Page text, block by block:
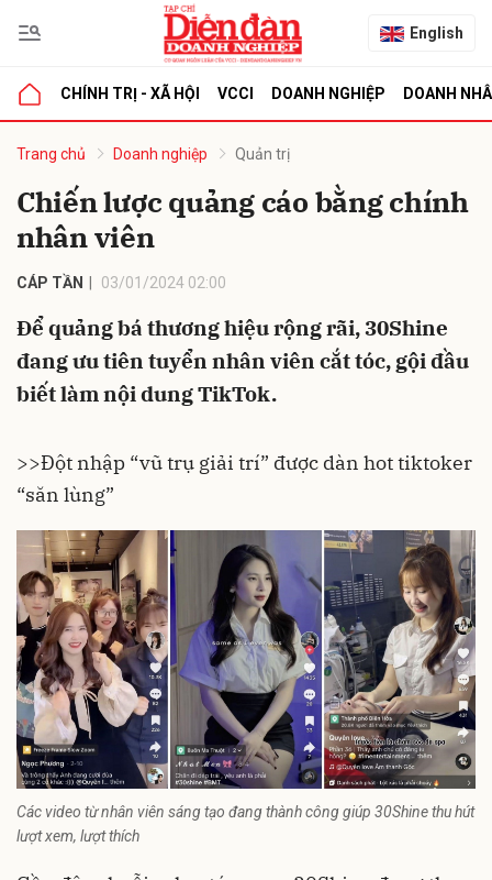
English
CHÍNH TRỊ - XÃ HỘI VCCI DOANH NGHIỆP DOANH
Trang chủ Doanh nghiệp Quản trị
Chiến lược quảng cáo bằng chính
nhân viên
CÁP TẦN 03/01/2024 02:00
Để quảng bá thương hiệu rộng rãi, 30Shine
đang ưu tiên tuyển nhân viên cắt tóc, gội đầu
biết làm nội dung TikTok.
>>Đột nhập “vũ trụ giải trí” được dàn hot tiktoker
“săn lùng”
Các video từ nhân viên sáng tạo đang thành công giúp 30Shine thu hút
lượt xem, lượt thích
luận
Hủy